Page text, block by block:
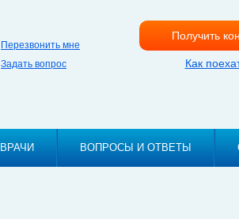
Перезвонить мне
Задать вопрос
Получить
Как
ВРАЧИ ВОПРОСЫ И ОТВЕТЫ